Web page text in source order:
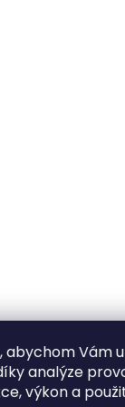
abychom Vám
analýze
výkon a